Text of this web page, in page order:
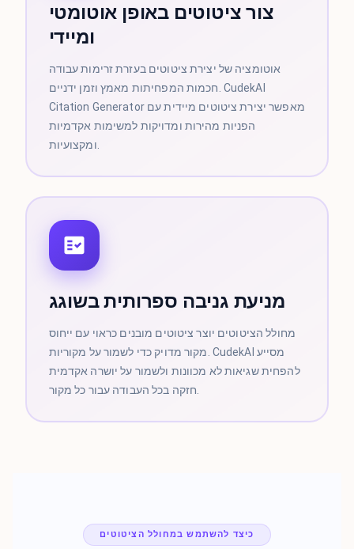
צור ציטוטים באופן אוטומטי
ומיידי
אוטומציה של יצירת ציטוטים בעזרת זרימות עבודה
חכמות המפחיתות מאמץ וזמן ידניים. CudekAI
Citation Generator מאפשר יצירת ציטוטים מיידית עם
הפניות מהירות ומדויקות למשימות אקדמיות
מניעת גניבה ספרותית בשוגג
מחולל הציטוטים יוצר ציטוטים מובנים כראוי עם ייחוס
מקור מדויק כדי לשמור על מקוריות. CudekAI מסייע
להפחית שגיאות לא מכוונות ולשמור על יושרה אקדמית
כיצד להשתמש במחולל הציטוטים